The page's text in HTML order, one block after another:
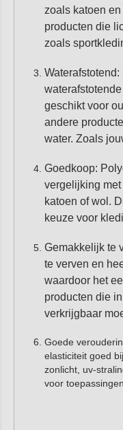
zoals katoen
producten die
zoals
geschikt voor
andere
water. Zoals
Goedkoop:
vergelijking
katoen of wol.
keuze voor
Gemakkelijk te
te verven en
waardoor het
producten die
verkrijgbaar
Goede
elasticiteit goed
zonlicht, uv-
voor